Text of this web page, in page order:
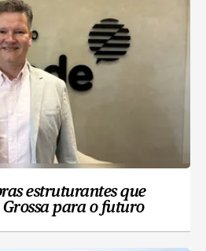
estruturantes que
para o futuro